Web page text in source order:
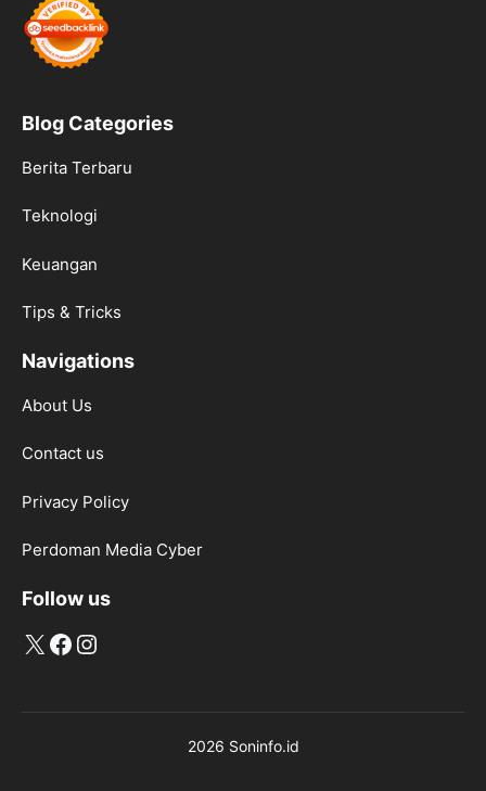
Blog Categories
Berita Terbaru
Teknologi
Keuangan
Tips & Tricks
Navigations
About Us
Contact us
Privacy Policy
Perdoman Media Cyber
Follow us
X Facebook
Instagram
2026 Soninfo.id